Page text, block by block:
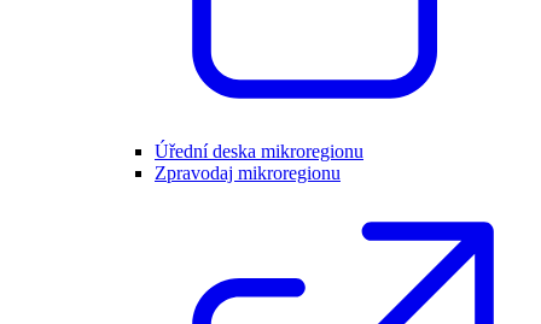
Úřední deska mikroregionu
Zpravodaj mikroregionu